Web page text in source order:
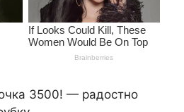
3500! — радостно